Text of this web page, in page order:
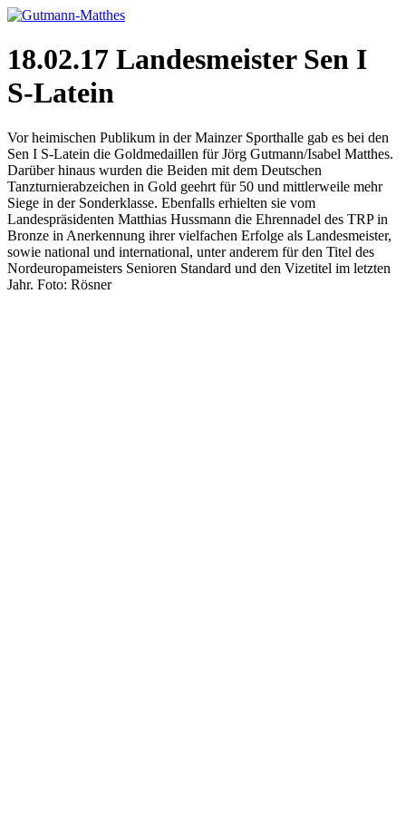
18.02.17 Landesmeister Sen I
S-Latein
Vor heimischen Publikum in der Mainzer Sporthalle gab es bei den
Sen I S-Latein die Goldmedaillen für Jörg Gutmann/Isabel Matthes.
Darüber hinaus wurden die Beiden mit dem Deutschen
Tanzturnierabzeichen in Gold geehrt für 50 und mittlerweile mehr
Siege in der Sonderklasse. Ebenfalls erhielten sie vom
Landespräsidenten Matthias Hussmann die Ehrennadel des TRP in
Bronze in Anerkennung ihrer vielfachen Erfolge als Landesmeister,
sowie national und international, unter anderem für den Titel des
Nordeuropameisters Senioren Standard und den Vizetitel im letzten
Jahr. Foto: Rösner